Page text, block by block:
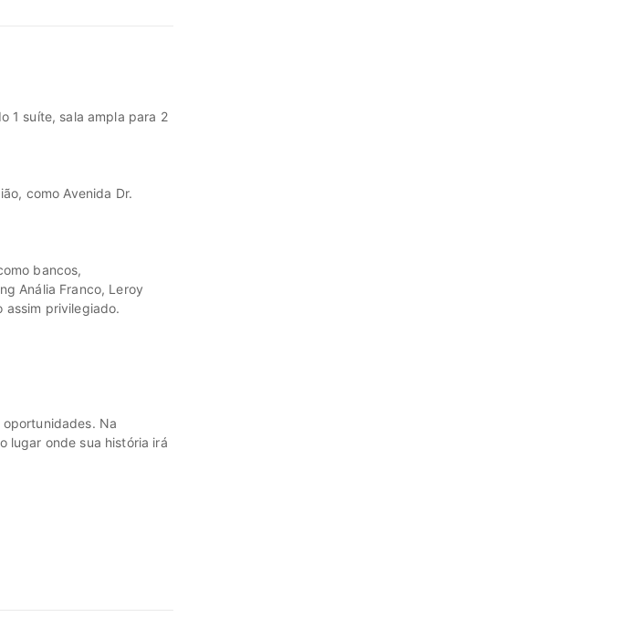
1 suíte, sala ampla para 2
como Avenida Dr.
bancos,
Anália Franco, Leroy
assim privilegiado.
oportunidades. Na
lugar onde sua história irá